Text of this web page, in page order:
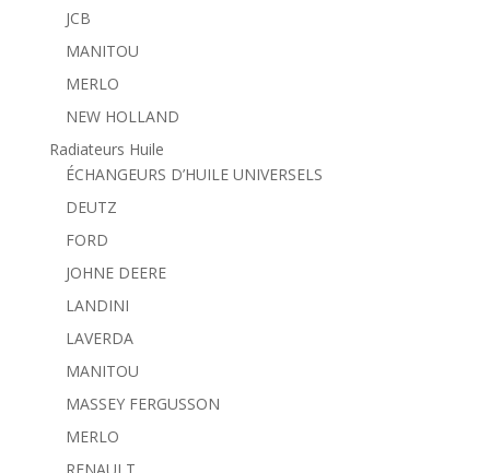
JCB
MANITOU
MERLO
NEW HOLLAND
Radiateurs Huile
ÉCHANGEURS D’HUILE UNIVERSELS
DEUTZ
FORD
JOHNE DEERE
LANDINI
LAVERDA
MANITOU
MASSEY FERGUSSON
MERLO
RENAULT